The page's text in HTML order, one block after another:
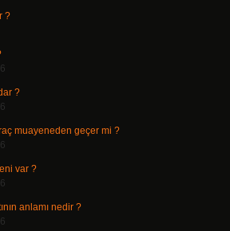
?
?
muayeneden geçer mi ?
var ?
anlamı nedir ?